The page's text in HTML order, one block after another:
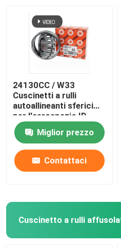
24130CC / W33
Cuscinetti a rulli
autoallineanti sferici
per l'aerospazio ID
150MM 19.0KG
Miglior prezzo
Contattaci
Cuscinetto a rulli